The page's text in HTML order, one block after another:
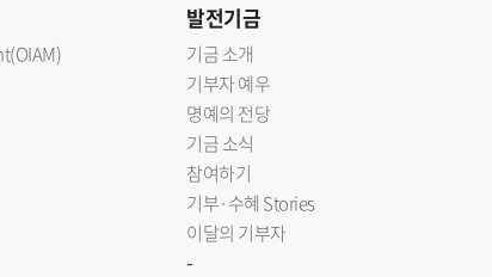
발전기금
기금 소개
기부자 예우
명예의 전당
기금 소식
참여하기
기부·수혜 Stories
이달의 기부자
-